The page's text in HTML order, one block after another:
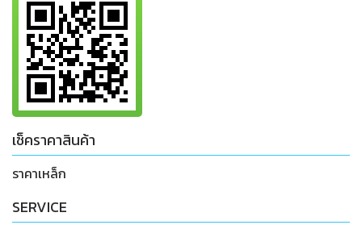
เช็คราคาสินค้า
ราคาเหล็ก
SERVICE